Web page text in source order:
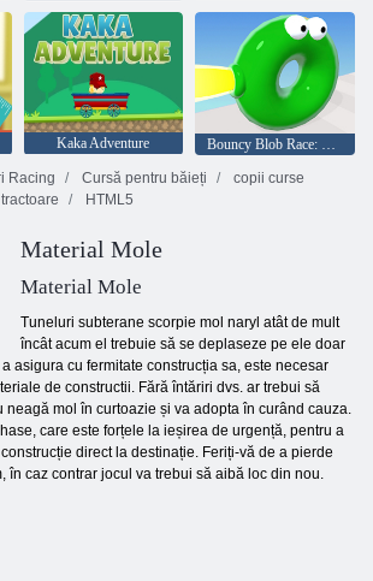
Kaka Adventure
Bouncy Blob Race: Cursa cu obstacole
Racing Cursă pentru băieți
copii curse
HTML5
Material Mole
Material Mole
Tuneluri subterane scorpie mol naryl atât de mult
încât acum el trebuie să se deplaseze pe ele doar
asigura cu fermitate construcția sa, este necesar
de constructii. Fără întăriri dvs. ar trebui să
neagă mol în curtoazie și va adopta în curând cauza.
care este forțele la ieșirea de urgență, pentru a
direct la destinație. Feriți-vă de a pierde
în caz contrar jocul va trebui să aibă loc din nou.